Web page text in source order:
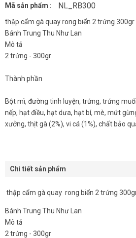
Mã sản phẩm : NL_RB300
thập cẩm gà quay rong biển 2 trứng 300gr
Bánh Trung Thu Như Lan
Mô tả
2 trứng - 300gr
Thành phần
Bột mì, đường tinh luyện, trứng, trứng
nếp, hạt điều, hạt dưa, hạt bí, mè, mứt
xưởng, thịt gà (2%), vi cá (1%), chất bảo
Chi tiết sản phẩm
thập cẩm gà quay rong biển 2 trứng
Bánh Trung Thu Như Lan
Mô tả
2 trứng - 300gr